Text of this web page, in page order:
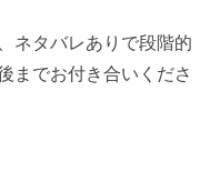
ネタバレありで段階的
までお付き合いくださ